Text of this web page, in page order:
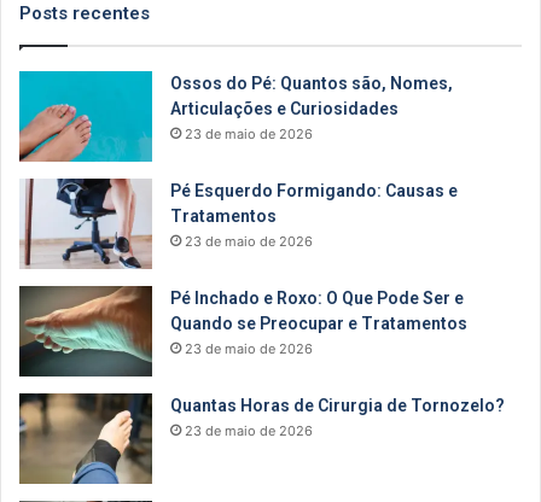
Posts recentes
Ossos do Pé: Quantos são, Nomes,
Articulações e Curiosidades
23 de maio de 2026
Pé Esquerdo Formigando: Causas e
Tratamentos
23 de maio de 2026
Pé Inchado e Roxo: O Que Pode Ser e
Quando se Preocupar e Tratamentos
23 de maio de 2026
Quantas Horas de Cirurgia de Tornozelo?
23 de maio de 2026